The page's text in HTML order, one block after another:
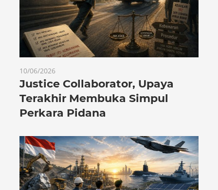
10/06/2026
Justice Collaborator, Upaya
Terakhir Membuka Simpul
Perkara Pidana